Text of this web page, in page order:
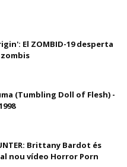
El ZOMBID-19 desperta
(Tumbling Doll of Flesh) -
Brittany Bardot és
nou vídeo Horror Porn